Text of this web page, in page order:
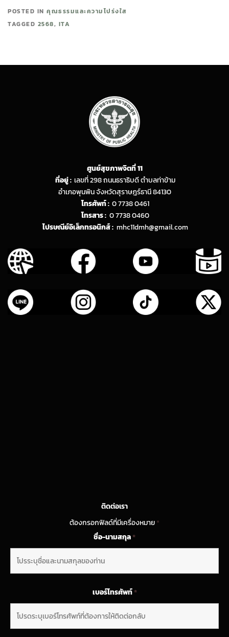
POSTED IN คุณธรรมและความโปร่งใส
TAGGED 2568, ITA
ศูนย์สุขภาพจิตที่ 11
ที่อยู่ : เลขที่ 298 ถนนธราธิบดี ตำบลท่าข้าม
อำเภอพุนพิน จังหวัดสุราษฎร์ธานี 84130
โทรศัพท์ : 0 7738 0461
โทรสาร : 0 7738 0460
ไปรษณีย์อิเล็กทรอนิกส์ : mhc11dmh@gmail.com
ติดต่อเรา
ต้องกรอกฟิลด์ที่มีเครื่องหมาย*
ชื่อ-นามสกุล*
เบอร์โทรศัพท์*